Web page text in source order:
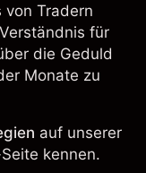
Tradern
für
die Geduld
Monate zu
auf unserer
kennen.